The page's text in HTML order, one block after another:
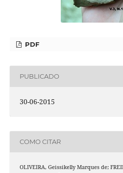
PDF
PUBLICADO
30-06-2015
COMO CITAR
OLIVEIRA, Geissikelly Marques de;